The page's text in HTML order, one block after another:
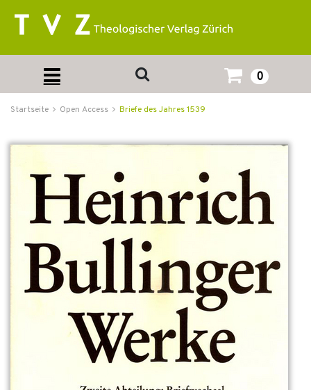
0
Startseite Open Access Briefe des Jahres 1539